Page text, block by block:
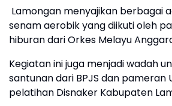
Lamongan menyajikan berbagai
senam aerobik yang diikuti oleh
hiburan dari Orkes Melayu
Kegiatan ini juga menjadi wadah
santunan dari BPJS dan pameran
pelatihan Disnaker Kabupaten